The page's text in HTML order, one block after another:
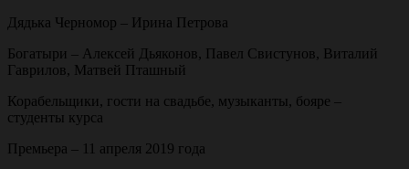
Дядька Черномор – Ирина Петрова
Богатыри – Алексей Дьяконов, Павел Свистунов, Виталий
Гаврилов, Матвей Пташный
Корабельщики, гости на свадьбе, музыканты, бояре –
студенты курса
Премьера – 11 апреля 2019 года